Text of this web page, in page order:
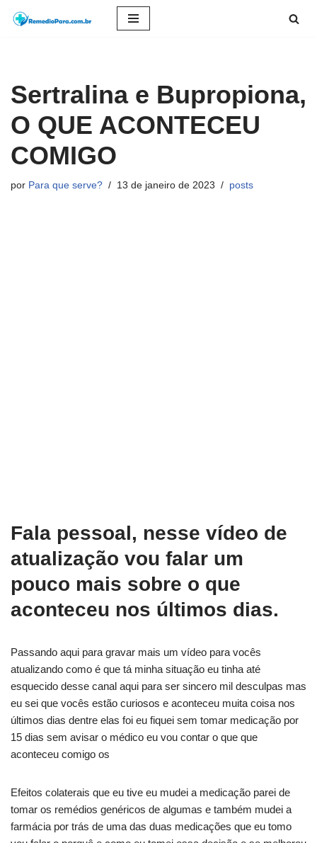
conteúdo
Sertralina e Bupropiona,
O QUE ACONTECEU
COMIGO
por Para que serve? 13 de janeiro de 2023 posts
Fala pessoal, nesse vídeo de
atualização vou falar um
pouco mais sobre o que
aconteceu nos últimos dias.
Passando aqui para gravar mais um vídeo para vocês
atualizando como é que tá minha situação eu tinha até
esquecido desse canal aqui para ser sincero mil desculpas mas
eu sei que vocês estão curiosos e aconteceu muita coisa nos
últimos dias dentre elas foi eu fiquei sem tomar medicação por
15 dias sem avisar o médico eu vou contar o que que
aconteceu comigo os
Efeitos colaterais que eu tive eu mudei a medicação parei de
tomar os remédios genéricos de algumas e também mudei a
farmácia por trás de uma das duas medicações que eu tomo